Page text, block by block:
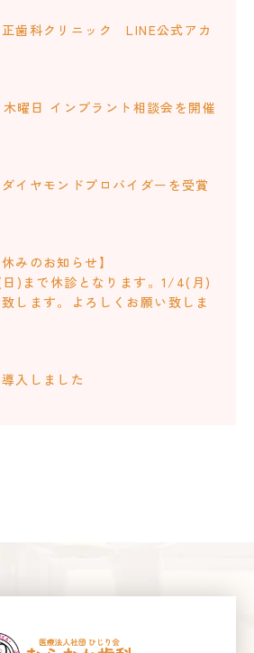
歯科クリニック LINE公式アカ
曜日 インプラント相談会を開催
イヤモンドプロバイダーを受賞
みのお知らせ】
)まで休診となります。1/4(月)
します。よろしくお願い致しま
入しました